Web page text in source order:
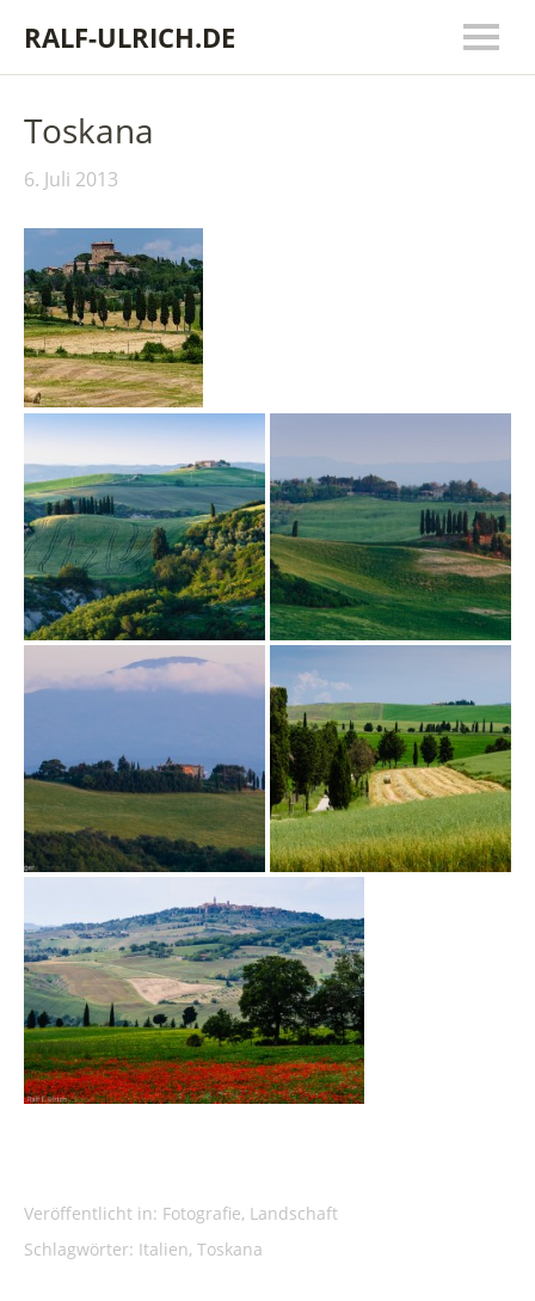
RALF-ULRICH.DE
Toskana
6. Juli 2013
Veröffentlicht in: Fotografie, Landschaft
Schlagwörter: Italien, Toskana